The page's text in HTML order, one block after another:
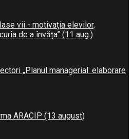
vii - motivația elevilor,
de a învăța” (11 aug.)
„Planul managerial: elaborare
ARACIP (13 august)